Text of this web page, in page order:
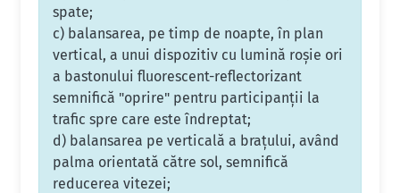
spate;
c) balansarea, pe timp de noapte, în plan
vertical, a unui dispozitiv cu lumină roşie ori
a bastonului fluorescent-reflectorizant
semnifică "oprire" pentru participanţii la
trafic spre care este îndreptat;
d) balansarea pe verticală a braţului, având
palma orientată către sol, semnifică
reducerea vitezei;